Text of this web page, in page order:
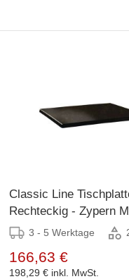
Classic Line
Rechteckig - Zypern
Erhältlich in 2 Größen
3 - 5 Werktage
166,63 €
198,29 € inkl. MwSt.